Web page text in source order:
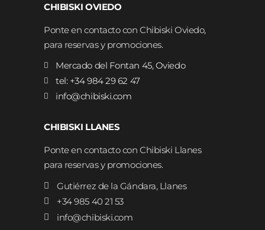
CHIBISKI OVIEDO
Ponte en contacto con Chibiski Oviedo,
para reservas y promociones.
Mercado del Fontan 45, Oviedo
tel: +34 984 29 62 47
info@chibiski.com
CHIBISKI LLANES
Ponte en contacto con Chibiski Llanes
para reservas y promociones.
Gutiérrez de la Gándara, Llanes
+34 985 40 21 53
info@chibiski.com